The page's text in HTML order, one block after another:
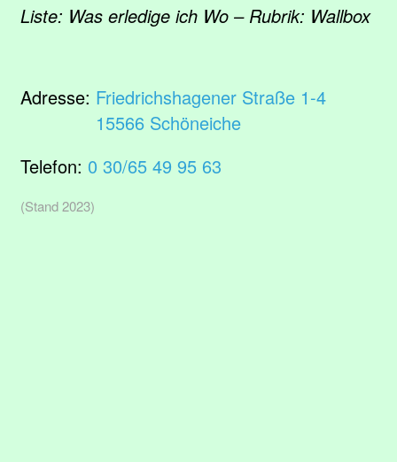
Liste: Was erledige ich Wo – Rubrik: Wallbox
Adresse: Friedrichshagener Straße 1-4
15566 Schöneiche
Telefon: 0 30/65 49 95 63
(Stand 2023)